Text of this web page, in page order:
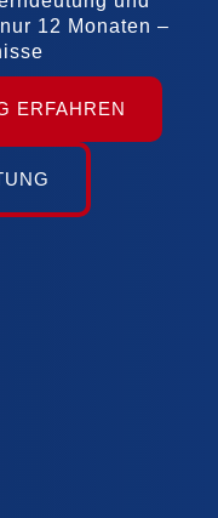
12 Monaten –
ERFAHREN